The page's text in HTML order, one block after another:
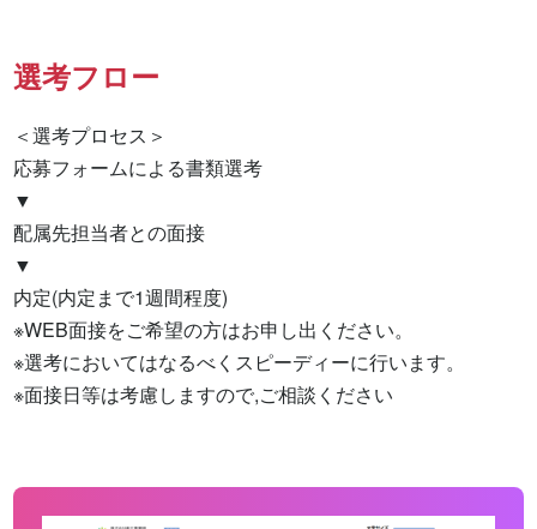
選考フロー
＜選考プロセス＞
応募フォームによる書類選考
▼
配属先担当者との面接
▼
内定(内定まで1週間程度)
※WEB面接をご希望の方はお申し出ください。
※選考においてはなるべくスピーディーに行います。
※面接日等は考慮しますので,ご相談ください